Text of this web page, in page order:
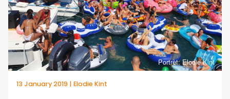
Portrèt: Elodie Kint
13 January 2019 | Elodie Kint